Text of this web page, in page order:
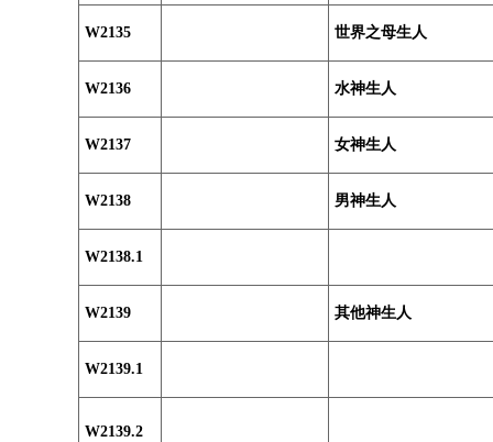
W2135 世界之母生人
W2136 水神生人
W2137 女神生人
W2138 男神生人
W2138.1
W2139 其他神生人
W2139.1
W2139.2